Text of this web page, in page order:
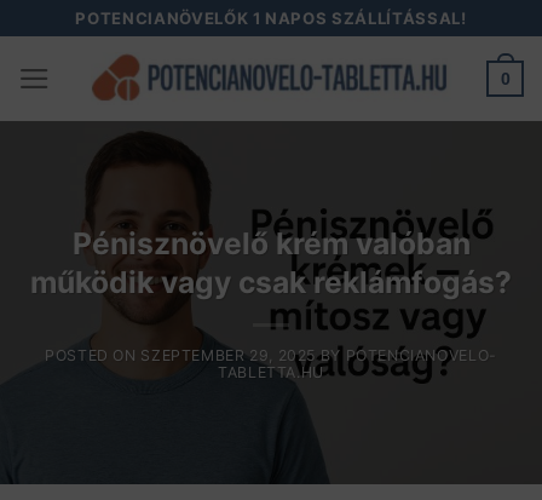
content
POTENCIANÖVELŐK 1 NAPOS SZÁLLÍTÁSSAL!
0
Pénisznövelő krém valóban
működik vagy csak reklámfogás?
POSTED ON SZEPTEMBER 29, 2025 BY POTENCIANOVELO-
TABLETTA.HU